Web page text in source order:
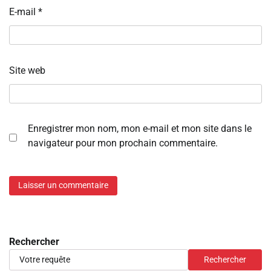
E-mail *
Site web
Enregistrer mon nom, mon e-mail et mon site dans le
navigateur pour mon prochain commentaire.
Rechercher
Rechercher